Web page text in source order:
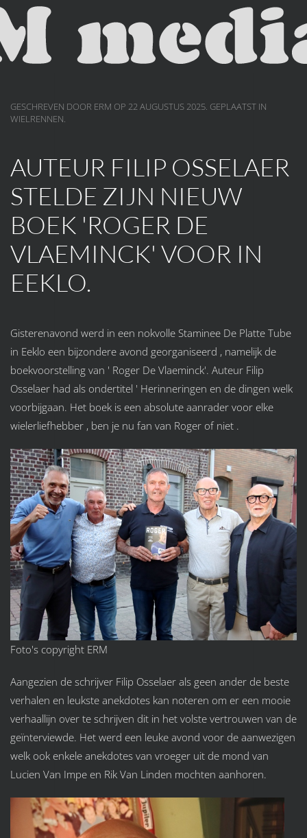
Skip to main content
GESCHREVEN DOOR ERM OP 22 AUGUSTUS 2025. GEPLAATST IN
WIELRENNEN.
AUTEUR FILIP OSSELAER
STELDE ZIJN NIEUW
BOEK 'ROGER DE
VLAEMINCK' VOOR IN
EEKLO.
Gisterenavond werd in een nokvolle Staminee De Platte Tube
in Eeklo een bijzondere avond georganiseerd , namelijk de
boekvoorstelling van ' Roger De Vlaeminck'. Auteur Filip
Osselaer had als ondertitel ' Herinneringen en de dingen welk
voorbijgaan. Het boek is een absolute aanrader voor elke
wielerliefhebber , ben je nu fan van Roger of niet .
Foto's copyright ERM
Aangezien de schrijver Filip Osselaer als geen ander de beste
verhalen en leukste anekdotes kan noteren om er een mooie
verhaallijn over te schrijven dit in het volste vertrouwen van de
geïnterviewde. Het werd een leuke avond voor de aanwezigen
welk ook enkele anekdotes van vroeger uit de mond van
Lucien Van Impe en Rik Van Linden mochten aanhoren.